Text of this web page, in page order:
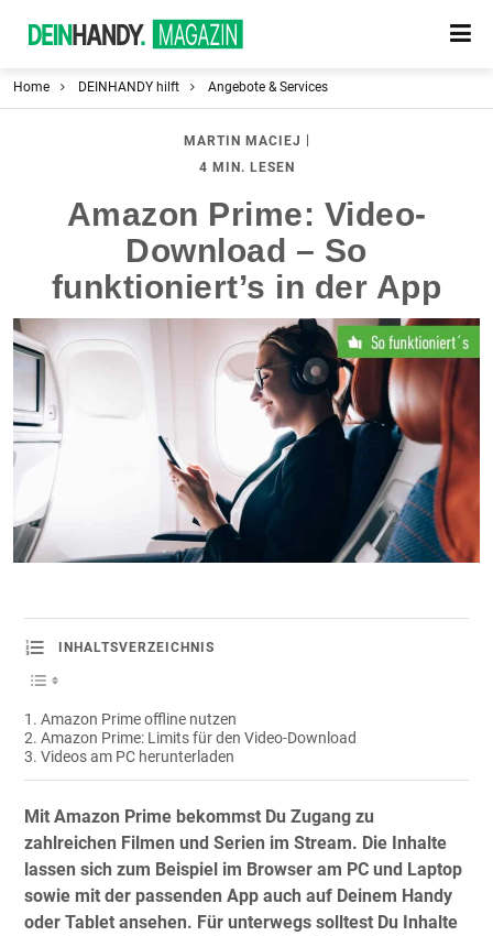
Home DEINHANDY hilft Angebote & Services
MARTIN MACIEJ
4 MIN. LESEN
Amazon Prime: Video-
Download – So
funktioniert’s in der App
INHALTSVERZEICHNIS
Amazon Prime offline nutzen
Amazon Prime: Limits für den Video-Download
Videos am PC herunterladen
Mit Amazon Prime bekommst Du Zugang zu
zahlreichen Filmen und Serien im Stream. Die Inhalte
lassen sich zum Beispiel im Browser am PC und Laptop
sowie mit der passenden App auch auf Deinem Handy
oder Tablet ansehen. Für unterwegs solltest Du Inhalte